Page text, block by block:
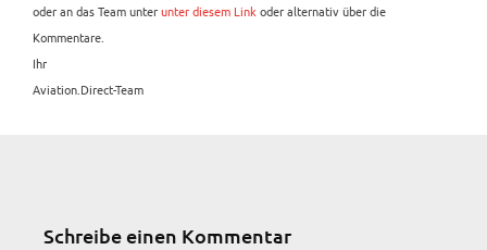
oder an das Team unterunter diesem Link oder alternativ über die
Kommentare.
Ihr
Aviation.Direct-Team
Schreibe einen Kommentar